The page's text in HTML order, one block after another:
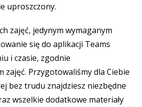
uproszczony.
zajęć, jedynym wymaganym
się do aplikacji Teams
i czasie, zgodnie
zajęć. Przygotowaliśmy dla Ciebie
bez trudu znajdziesz niezbędne
wszelkie dodatkowe materiały